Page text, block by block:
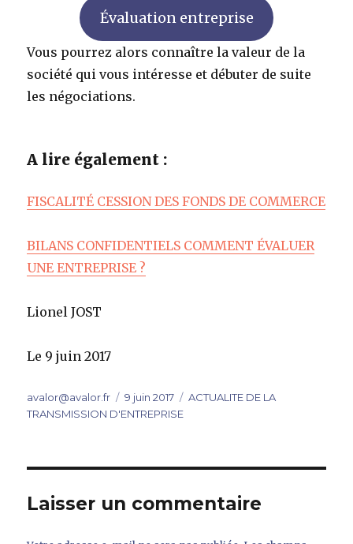
Évaluation entreprise
Vous pourrez alors connaître la valeur de la
société qui vous intéresse et débuter de suite
les négociations.
A lire également :
FISCALITÉ CESSION DES FONDS DE COMMERCE
BILANS CONFIDENTIELS COMMENT ÉVALUER
UNE ENTREPRISE ?
Lionel JOST
Le 9 juin 2017
Auteur
avalor@avalor.fr
Publié
le
9 juin 2017 Catégories
ACTUALITE DE LA
TRANSMISSION D'ENTREPRISE
Laisser un commentaire